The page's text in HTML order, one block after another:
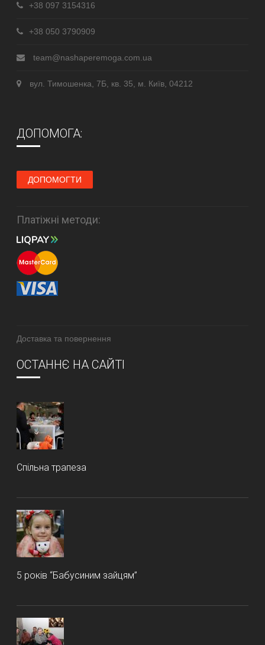
+38 097 3154316
+38 050 3790909
team@nashaperemoga.com.ua
вул. Тимошенка, 7Б, кв. 35, м. Київ, 04212
ДОПОМОГА:
ДОПОМОГТИ
Платіжні методи:
Доставка та повернення
ОСТАННЄ НА САЙТІ
Спільна трапеза
5 років “Бабусиним зайцям”